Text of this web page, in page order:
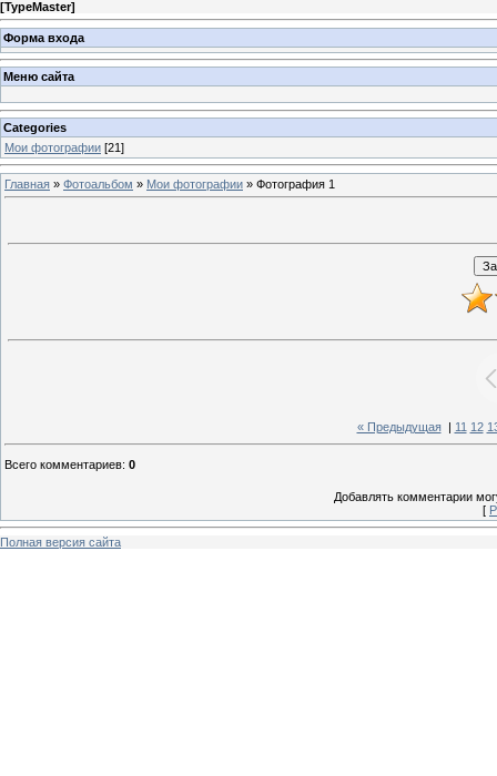
[TypeMaster]
Форма входа
Меню сайта
Categories
Мои фотографии [21]
Главная » Фотоальбом » Мои фотографии » Фотография 1
« Предыдущая| 11 12
Всего комментариев: 0
Добавлять комментарии
[
Полная версия сайта